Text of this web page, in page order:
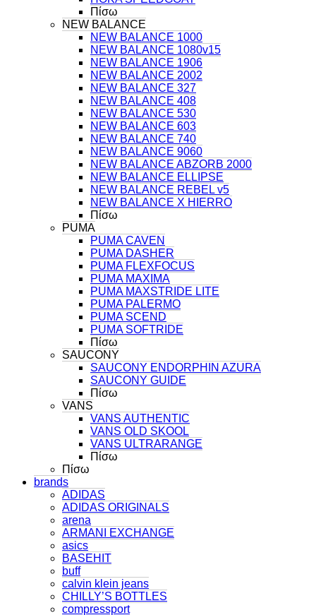
Πίσω
NEW BALANCE
NEW BALANCE 1000
NEW BALANCE 1080v15
NEW BALANCE 1906
NEW BALANCE 2002
NEW BALANCE 327
NEW BALANCE 408
NEW BALANCE 530
NEW BALANCE 603
NEW BALANCE 740
NEW BALANCE 9060
NEW BALANCE ABZORB 2000
NEW BALANCE ELLIPSE
NEW BALANCE REBEL v5
NEW BALANCE X HIERRO
Πίσω
PUMA
PUMA CAVEN
PUMA DASHER
PUMA FLEXFOCUS
PUMA MAXIMA
PUMA MAXSTRIDE LITE
PUMA PALERMO
PUMA SCEND
PUMA SOFTRIDE
Πίσω
SAUCONY
SAUCONY ENDORPHIN AZURA
SAUCONY GUIDE
Πίσω
VANS
VANS AUTHENTIC
VANS OLD SKOOL
VANS ULTRARANGE
Πίσω
Πίσω
brands
ADIDAS
ADIDAS ORIGINALS
arena
ARMANI EXCHANGE
asics
BASEHIT
buff
calvin klein jeans
CHILLY’S BOTTLES
compressport